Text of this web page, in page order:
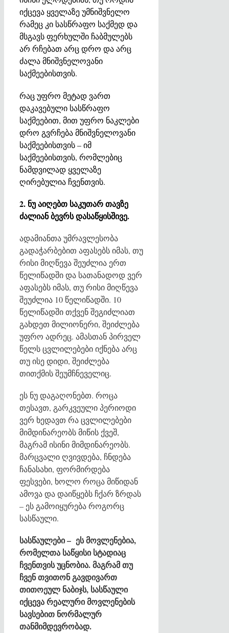
იქცევა ყველაზე უმნიშვნელო
რამეც კი სასწრაფო საქმედ და
მსგავს ფერხულში ჩაბმულებს
არ რჩებათ არც დრო და არც
ძალა მნიშვნელოვანი
საქმეებისთვის.
რაც უფრო მეტად ვართ
დაკავებული სასწრაფო
საქმეებით, მით უფრო ნაკლები
დრო გვრჩება მნიშვნელოვანი
საქმეებისთვის – იმ
საქმეებისთვის, რომლებიც
ნამდვილად ყველაზე
ღირებულია ჩვენთვის.
2. ნუ აიღებთ საკუთარ თავზე
ძალიან ბევრს დასაწყისშივე.
ადამიანთა უმრავლესობა
გადაჭარბებით აფასებს იმას, თუ
რისი მიღწევა შეუძლია ერთ
წელიწადში და სათანადოდ ვერ
აფასებს იმას, თუ რისი მიღწევა
შეუძლია 10 წელიწადში. 10
წელიწადში თქვენ შეგიძლიათ
გახდეთ მილიონერი, შეიძლება
უფრო ადრეც. ამასთან პირველ
წელს ცვლილებები იქნება არც
თუ ისე დიდი, შეიძლება
თითქმის შეუმჩნეველიც.
ეს ნუ დაგაღონებთ. როცა
თესავთ, გარკვეული პერიოდი
ვერ ხედავთ რა ცვლილებები
მიმდინარეობს მიწის ქვეშ,
მაგრამ ისინი მიმდინარეობს.
მარცვალი ღვივდება, ჩნდება
ჩანასახი, ფორმირდება
ფესვები, ხოლო როცა მიწიდან
ამოვა და დაიწყებს ჩქარ ზრდას
– ეს გამოიყურება როგორც
სასწაული.
სასწაულები – ეს მოვლენებია,
რომელთა საწყისი სტადიაც
ჩვენთვის უცნობია. მაგრამ თუ
ჩვენ თვითონ გავდივართ
თითოეულ ნაბიჯს, სასწაული
იქცევა რეალური მოვლენების
სავსებით ნორმალურ
თანმიმდევრობად.